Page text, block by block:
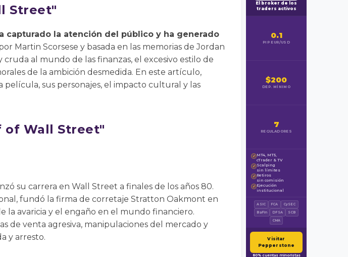
Street"
capturado la atención del público y ha generado
Martin Scorsese y basada en las memorias de Jordan
al mundo de las finanzas, el excesivo estilo de
de la ambición desmedida. En este artículo,
sus personajes, el impacto cultural y las
of Wall Street"
su carrera en Wall Street a finales de los años 80.
fundó la firma de corretaje Stratton Oakmont en
la avaricia y el engaño en el mundo financiero.
de venta agresiva, manipulaciones del mercado y
y arresto.
El broker de los
traders activos
0.1
PIP EUR/USD
$200
DEP. MÍNIMO
7
REGULADORES
✓ MT4, MT5,
cTrader & TV
✓ Scalping
sin límites
✓ Retiros
sin comisión
✓ Ejecución
institucional
ASIC FCA
CySEC
BaFin
DFSA
SCB
CMA
Visitar
Pepperstone
80% cuentas minoristas